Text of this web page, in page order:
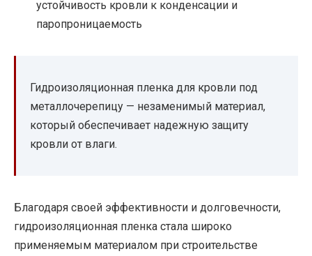
устойчивость кровли к конденсации и
паропроницаемость
Гидроизоляционная пленка для кровли под
металлочерепицу — незаменимый материал,
который обеспечивает надежную защиту
кровли от влаги.
Благодаря своей эффективности и долговечности,
гидроизоляционная пленка стала широко
применяемым материалом при строительстве